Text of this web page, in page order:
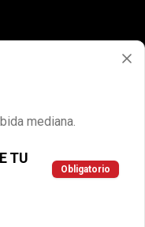
mediana.
TU
Obligatorio